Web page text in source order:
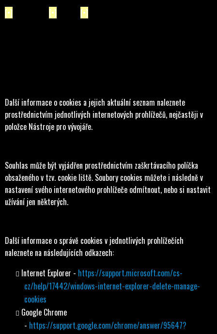
[•] [•] [•]
Další informace o cookies a jejich aktuální seznam naleznete
prostřednictvím jednotlivých internetových prohlížečů, nejčastěji v
položce Nástroje pro vývojáře.
Souhlas může být vyjádřen prostřednictvím zaškrtávacího políčka
obsaženého v tzv. cookie liště. Soubory cookies můžete i následně v
nastavení svého internetového prohlížeče odmítnout, nebo si nastavit
užívání jen některých.
Další informace o správě cookies v jednotlivých prohlížečích
naleznete na následujících odkazech:
Internet Explorer - https://support.microsoft.com/cs-
cz/help/17442/windows-internet-explorer-delete-manage-
cookies
Google Chrome
- https://support.google.com/chrome/answer/95647?